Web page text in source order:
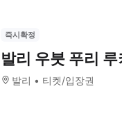
즉시확정
발리 우붓 푸리
발리 티켓/입장권